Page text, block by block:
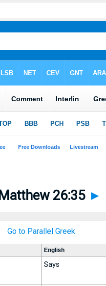
Matthew 26:35 ►
Go to Parallel Greek
English
Says